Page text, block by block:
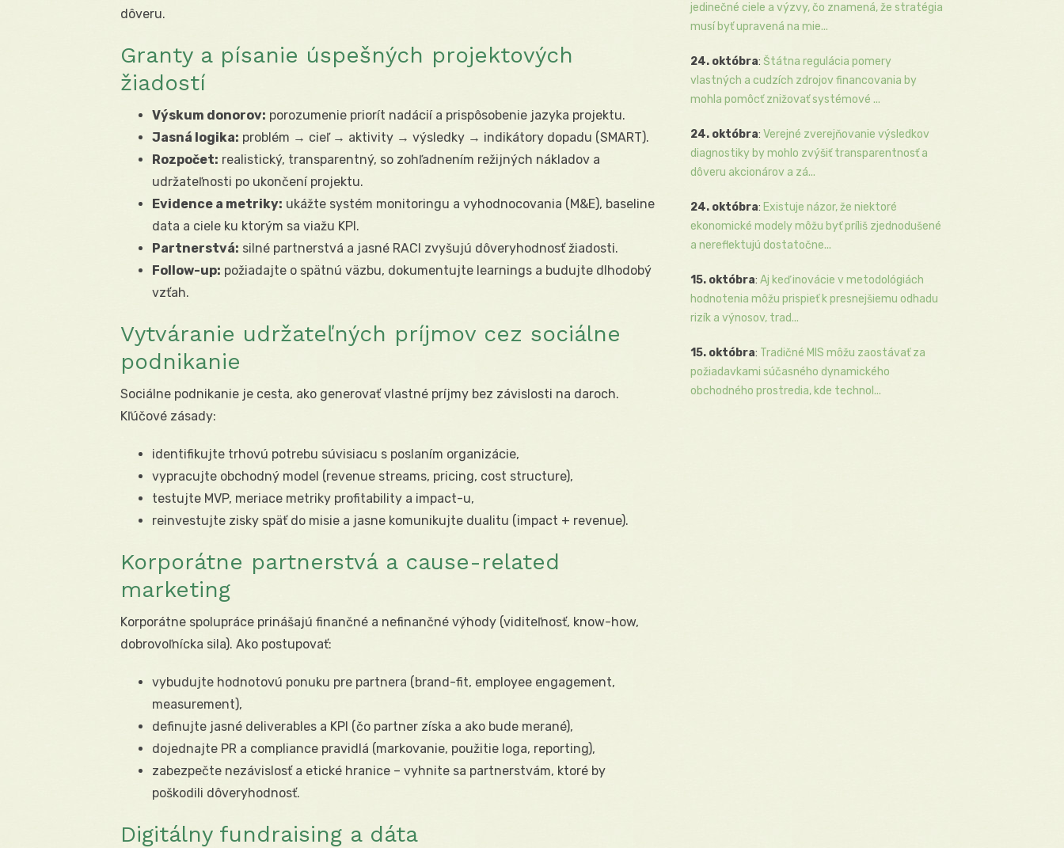
dôveru.
Granty a písanie úspešných projektových
žiadostí
Výskum donorov: porozumenie priorít nadácií a prispôsobenie jazyka projektu.
Jasná logika: problém → cieľ → aktivity → výsledky → indikátory dopadu (SMART).
Rozpočet: realistický, transparentný, so zohľadnením režijných nákladov a
udržateľnosti po ukončení projektu.
Evidence a metriky: ukážte systém monitoringu a vyhodnocovania (M&E), baseline
data a ciele ku ktorým sa viažu KPI.
Partnerstvá: silné partnerstvá a jasné RACI zvyšujú dôveryhodnosť žiadosti.
Follow-up: požiadajte o spätnú väzbu, dokumentujte learnings a budujte dlhodobý
vzťah.
Vytváranie udržateľných príjmov cez sociálne
podnikanie
Sociálne podnikanie je cesta, ako generovať vlastné príjmy bez závislosti na daroch.
Kľúčové zásady:
identifikujte trhovú potrebu súvisiacu s poslaním organizácie,
vypracujte obchodný model (revenue streams, pricing, cost structure),
testujte MVP, meriace metriky profitability a impact-u,
reinvestujte zisky späť do misie a jasne komunikujte dualitu (impact + revenue).
Korporátne partnerstvá a cause-related
marketing
Korporátne spolupráce prinášajú finančné a nefinančné výhody (viditeľnosť, know-how,
dobrovoľnícka sila). Ako postupovať:
vybudujte hodnotovú ponuku pre partnera (brand-fit, employee engagement,
measurement),
definujte jasné deliverables a KPI (čo partner získa a ako bude merané),
dojednajte PR a compliance pravidlá (markovanie, použitie loga, reporting),
zabezpečte nezávislosť a etické hranice – vyhnite sa partnerstvám, ktoré by
poškodili dôveryhodnosť.
Digitálny fundraising a dáta
jedinečné ciele a výzvy, čo znamená, že stratégia
musí byť upravená na mie...
24. októbra: Štátna regulácia pomery
vlastných a cudzích zdrojov financovania by
mohla pomôcť znižovať systémové ...
24. októbra: Verejné zverejňovanie výsledkov
diagnostiky by mohlo zvýšiť transparentnosť a
dôveru akcionárov a zá...
24. októbra: Existuje názor, že niektoré
ekonomické modely môžu byť príliš zjednodušené
a nereflektujú dostatočne...
15. októbra: Aj keď inovácie v metodológiách
hodnotenia môžu prispieť k presnejšiemu odhadu
rizík a výnosov, trad...
15. októbra: Tradičné MIS môžu zaostávať za
požiadavkami súčasného dynamického
obchodného prostredia, kde technol...